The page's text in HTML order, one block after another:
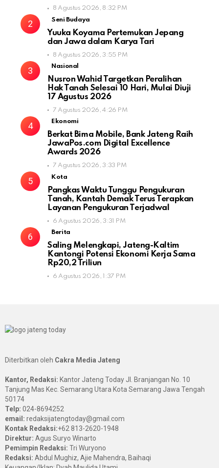
8 Agustus 2026, 8:32 PM
Seni Budaya
Yuuka Koyama Pertemukan Jepang
dan Jawa dalam Karya Tari
8 Agustus 2026, 3:55 PM
Nasional
Nusron Wahid Targetkan Peralihan
Hak Tanah Selesai 10 Hari, Mulai Diuji
17 Agustus 2026
7 Agustus 2026, 4:26 PM
Ekonomi
Berkat Bima Mobile, Bank Jateng Raih
JawaPos.com Digital Excellence
Awards 2026
7 Agustus 2026, 3:33 PM
Kota
Pangkas Waktu Tunggu Pengukuran
Tanah, Kantah Demak Terus Terapkan
Layanan Pengukuran Terjadwal
6 Agustus 2026, 3:31 PM
Berita
Saling Melengkapi, Jateng-Kaltim
Kantongi Potensi Ekonomi Kerja Sama
Rp20,2 Triliun
6 Agustus 2026, 1:37 PM
Diterbitkan oleh Cakra Media Jateng
Kantor, Redaksi: Kantor Jateng Today Jl. Branjangan No. 10
Tanjung Mas Kec. Semarang Utara Kota Semarang Jawa Tengah
50174
Telp: 024-8694252
email: redaksijatengtoday@gmail.com
Kontak Redaksi:+62 813-2620-1948
Direktur: Agus Suryo Winarto
Pemimpin Redaksi: Tri Wuryono
Redaksi: Abdul Mughiz, Ajie Mahendra, Baihaqi